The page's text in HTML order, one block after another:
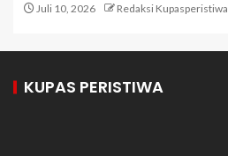
Juli 10, 2026 Redaksi Kupasperistiwa
KUPAS PERISTIWA